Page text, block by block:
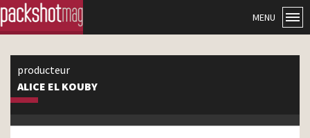
MENU
producteur
ALICE EL KOUBY